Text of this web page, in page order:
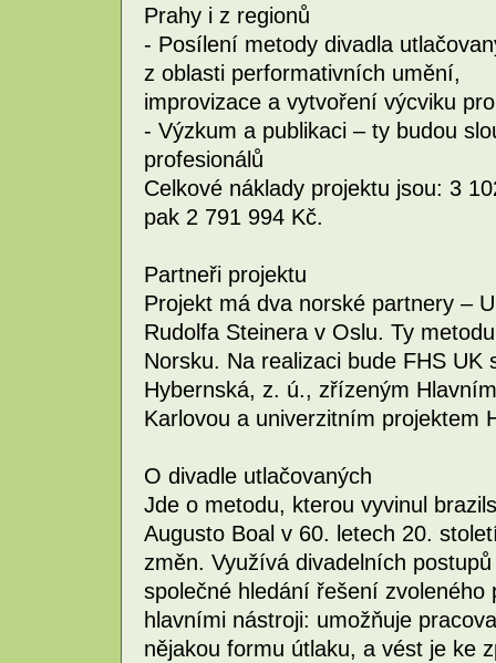
Prahy i z regionů
- Posílení metody divadla
z oblasti performativních umění,
improvizace a vytvoření výcviku
- Výzkum a publikaci – ty budou
profesionálů
Celkové náklady projektu jsou: 3
pak 2 791 994 Kč.
Partneři projektu
Projekt má dva norské partnery –
Rudolfa Steinera v Oslu. Ty
Norsku. Na realizaci bude FHS
Hybernská, z. ú., zřízeným
Karlovou a univerzitním projektem
O divadle utlačovaných
Jde o metodu, kterou vyvinul
Augusto Boal v 60. letech 20.
změn. Využívá divadelních
společné hledání řešení
hlavními nástroji: umožňuje
nějakou formu útlaku, a vést je ke